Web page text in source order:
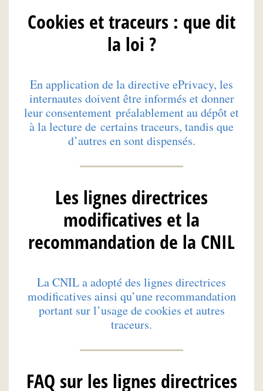
Cookies et traceurs : que dit
la loi ?
En application de la directive ePrivacy, les
internautes doivent être informés et donner
leur consentement préalablement au dépôt et
à la lecture de certains traceurs, tandis que
d’autres en sont dispensés.
Les lignes directrices
modificatives et la
recommandation de la CNIL
La CNIL a adopté des lignes directrices
modificatives ainsi qu’une recommandation
portant sur l’usage de cookies et autres
traceurs.
FAQ sur les lignes directrices